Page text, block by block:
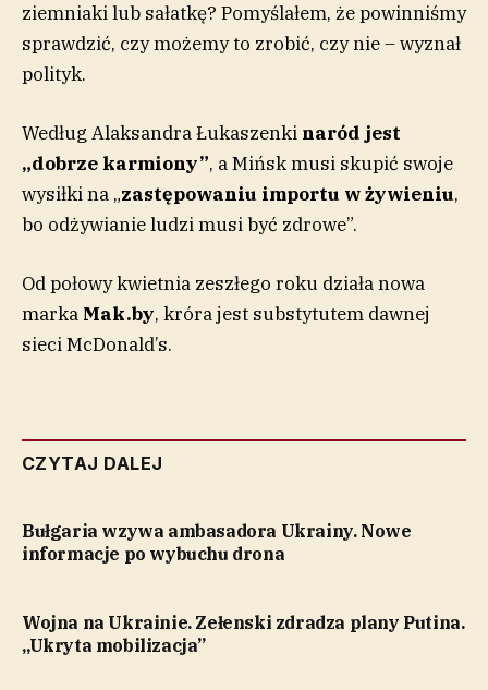
ziemniaki lub sałatkę? Pomyślałem, że powinniśmy
sprawdzić, czy możemy to zrobić, czy nie – wyznał
polityk.
Według Alaksandra Łukaszenki naród jest
„dobrze karmiony”, a Mińsk musi skupić swoje
wysiłki na „zastępowaniu importu w żywieniu,
bo odżywianie ludzi musi być zdrowe”.
Od połowy kwietnia zeszłego roku działa nowa
marka Mak.by, króra jest substytutem dawnej
sieci McDonald’s.
CZYTAJ DALEJ
Bułgaria wzywa ambasadora Ukrainy. Nowe
informacje po wybuchu drona
Wojna na Ukrainie. Zełenski zdradza plany Putina.
„Ukryta mobilizacja”